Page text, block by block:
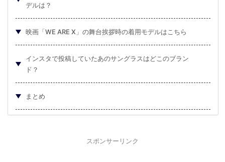
デルは？
映画「WE ARE X」の舞台挨拶時の着用モデルはこちら
インスタで投稿していたあのサングラスはどこのブラン
ド？
まとめ
スポンサーリンク